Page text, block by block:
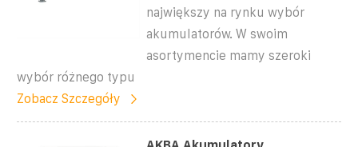
największy na rynku wybór
akumulatorów. W swoim
asortymencie mamy szeroki
wybór różnego typu
Zobacz Szczegóły